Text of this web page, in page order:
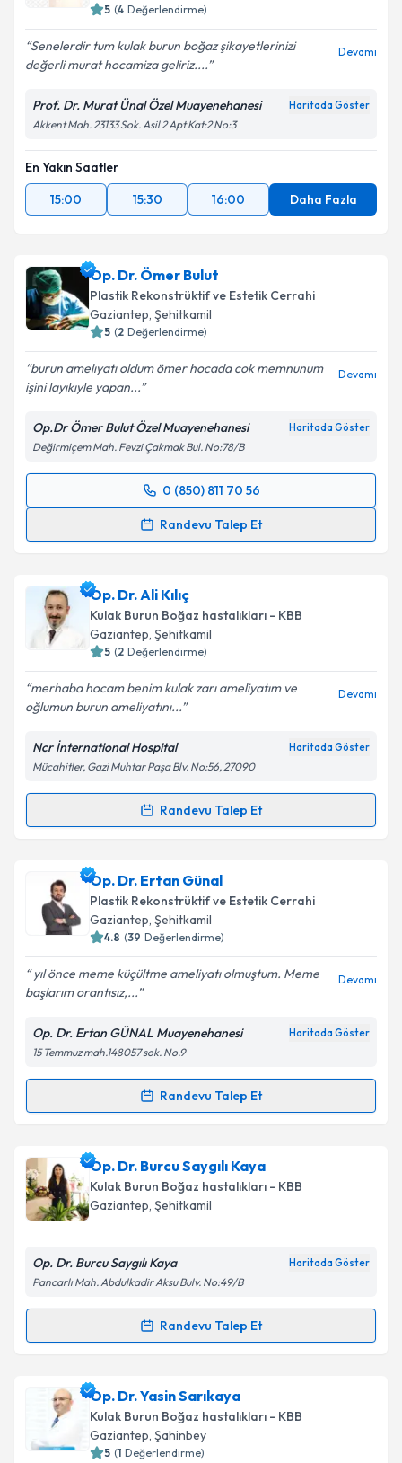
5 (4 Değerlendirme)
Senelerdir tum kulak burun boğaz şikayetlerinizi
değerli murat hocamiza geliriz....
Devamı
Prof. Dr. Murat Ünal Özel Muayenehanesi Haritada Göster
Akkent Mah. 23133 Sok. Asil 2 Apt Kat:2 No:3
En Yakın Saatler
15:00
15:30 16:00 Daha Fazla
Op. Dr. Ömer Bulut
Plastik Rekonstrüktif ve Estetik Cerrahi
Gaziantep, Şehitkamil
5 (2 Değerlendirme)
burun amelıyatı oldum ömer hocada cok memnunum
işini layıkıyle yapan...
Devamı
Op.Dr Ömer Bulut Özel Muayenehanesi Haritada Göster
Değirmiçem Mah. Fevzi Çakmak Bul. No:78/B
0 (850) 811 70 56
Randevu Talep Et
Randevu Takvimi Talebi
takvim hazırlandığında e-posta ile bilgilendireceğiz.
E-posta Adresiniz
Kişisel verilerimin işlenmesine ilişkin
kapsamda işlenmesini kabul ediyorum.
Takvim Talebini Gönder
Op. Dr. Ali Kılıç
Kulak Burun Boğaz hastalıkları - KBB
Gaziantep, Şehitkamil
5 (2 Değerlendirme)
merhaba hocam benim kulak zarı ameliyatım ve
oğlumun burun ameliyatını...
Devamı
Ncr İnternational Hospital Haritada Göster
Mücahitler, Gazi Muhtar Paşa Blv. No:56, 27090
Randevu Talep Et
Randevu Takvimi Talebi
Op. Dr. Ali Kılıçiçin randevu takvimi talebi oluşturun.
Size bu uzmandan randevu almanız için bir takvim
hazırlandığında e-posta ile bilgilendireceğiz.
Kişisel verilerimin işlenmesine ilişkin
Aydınlatma
Metni'ni okudum ve kişisel verilerimin belirtilen
kapsamda işlenmesini kabul ediyorum.
Op. Dr. Ertan Günal
Plastik Rekonstrüktif ve Estetik Cerrahi
Gaziantep, Şehitkamil
4.8 (39 Değerlendirme)
yıl önce meme küçültme ameliyatı olmuştum. Meme
başlarım orantısız,...
Devamı
Op. Dr. Ertan GÜNAL Muayenehanesi Haritada Göster
15 Temmuz mah.148057 sok. No.9
Randevu Talep Et
Randevu Takvimi Talebi
Op. Dr. Ertan Günaliçin randevu takvimi talebi
oluşturun. Size bu uzmandan randevu almanız için bir
takvim hazırlandığında e-posta ile bilgilendireceğiz.
Kişisel verilerimin işlenmesine ilişkin
Metni'ni okudum ve kişisel verilerimin belirtilen
Takvim Talebini Gönder
Op. Dr. Burcu Saygılı Kaya
Kulak Burun Boğaz hastalıkları - KBB
Gaziantep, Şehitkamil
Op. Dr. Burcu Saygılı Kaya Haritada Göster
Pancarlı Mah. Abdulkadir Aksu Bulv. No:49/B
Randevu Talep Et
Randevu Takvimi Talebi
Op. Dr. Burcu Saygılı Kayaiçin randevu takvimi
talebi oluşturun. Size bu uzmandan randevu almanız
için bir takvim hazırlandığında e-posta ile
bilgilendireceğiz.
Op. Dr. Yasin Sarıkaya
Kulak Burun Boğaz hastalıkları - KBB
Gaziantep, Şahinbey
5 (1 Değerlendirme)